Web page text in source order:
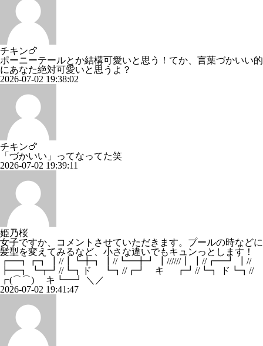
チキン🍗
ポーニーテールとか結構可愛いと思う！てか、言葉づかいい的
にあなた絶対可愛いと思うよ？
2026-07-02 19:38:02
チキン🍗
「づかいい」ってなってた笑
2026-07-02 19:39:11
姫乃桜
女子ですか、コメントさせていただきます。プールの時などに
髪型を変えてみるなど、小さな違いでもキュンっとします！
┏━┓┏┓ ┃//┃┗╋┓ ┃//┗━╋┛ ┃//////┃ ┃//┏━┛ ┃//
┣━┓ ┗┳┛//┗┓ド ┗┓//┏┛ キ ┏┛//┗┓ ド┗┓//
┏(⌒⌒) キ┗━┛ ＼／
2026-07-02 19:41:47